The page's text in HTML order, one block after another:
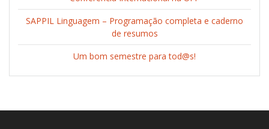
SAPPIL Linguagem – Programação completa e caderno
de resumos
Um bom semestre para tod@s!